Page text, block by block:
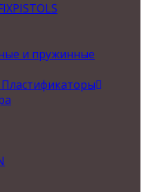
и пружинные